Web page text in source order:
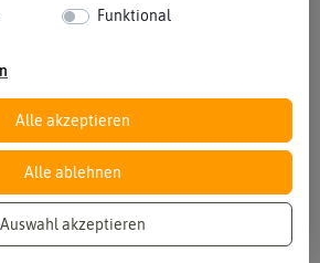
Vergrößern durch berühren
Wonder Rot
Funktional
Alle akzeptieren
Alle ablehnen
Auswahl akzeptieren